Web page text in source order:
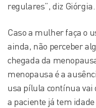
regulares”, diz Giórgia.
Caso a mulher faça o
ainda, não perceber
chegada da
menopausa é a
usa pílula contínua vai
a paciente já tem